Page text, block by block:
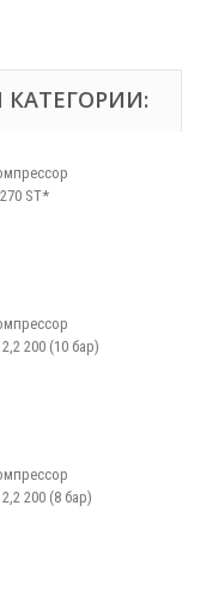
КАТЕГОРИИ: